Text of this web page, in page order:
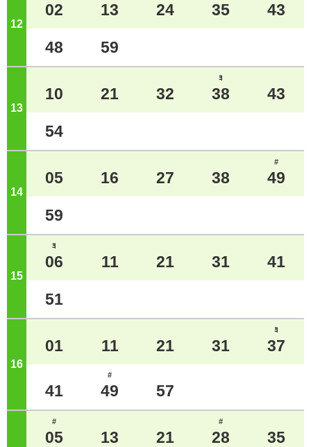
12
02 13 24 35 43
48 59
13
10 21 32
ﾖ
38 43
54
14
05 16 27 38
#
49
59
15
ﾖ
06 11 21 31 41
51
16 ジ
01 11 21 31
ﾖ
37
41
#
49 57
#
05 13 21
#
28 35